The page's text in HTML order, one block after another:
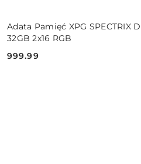
Adata Pamięć XPG SPECTRIX
32GB 2x16 RGB
Cena:
999.99